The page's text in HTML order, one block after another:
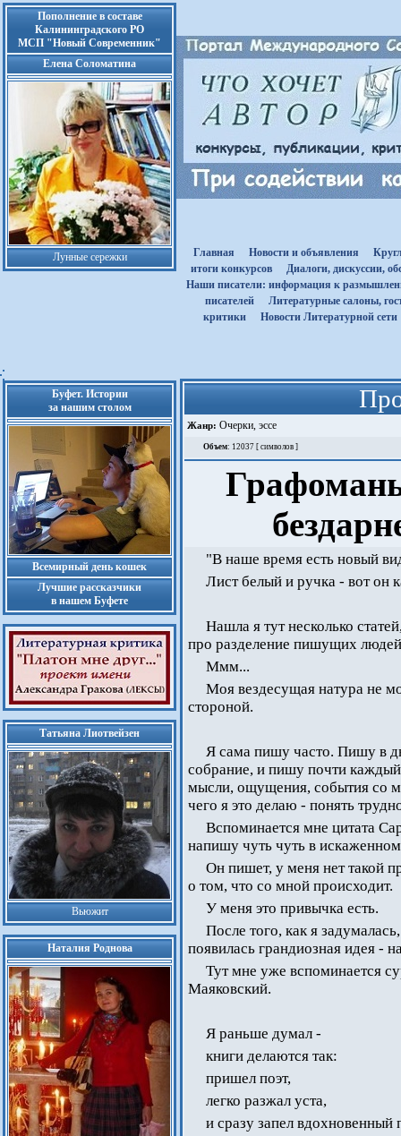
Пополнение в составе
Калининградского РО
МСП "Новый Современник"
Елена Соломатина
Лунные сережки Главная Новости и объявления
итоги конкурсов
Диалоги, дискуссии,
Наши писатели: информация к
писателей
Литературные салоны,
критики
Новости Литературной сети
Буфет. Истории
за нашим столом
Всемирный день кошек
Лучшие рассказчики
в нашем Буфете
Татьяна Лиотвейзен
Вьюжит
Наталия Роднова
Жанр: Очерки, эссе
Объем: 12037 [ символов ]
"В наше время есть новый
Лист белый и ручка - вот он
Нашла я тут несколько
про разделение пишущих
Ммм...
Моя вездесущая натура не
стороной.
Я сама пишу часто. Пишу в
собрание, и пишу почти
мысли, ощущения, события со
чего я это делаю - понять
Вспоминается мне цитата
напишу чуть чуть в
Он пишет, у меня нет такой
о том, что со мной происходит.
У меня это привычка есть.
После того, как я
появилась грандиозная идея -
Тут мне уже вспоминается
Маяковский.
Я раньше думал -
книги делаются так:
пришел поэт,
легко разжал уста,
и сразу запел вдохновенный